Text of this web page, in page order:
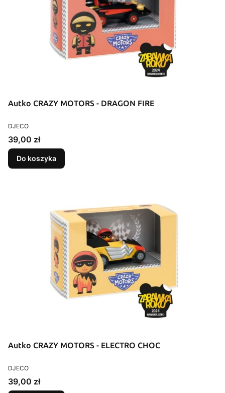
Autko CRAZY MOTORS - DRAGON FIRE
PRODUCENT
DJECO
Cena
39,00 zł
Do koszyka
Autko CRAZY MOTORS - ELECTRO CHOC
PRODUCENT
DJECO
Cena
39,00 zł